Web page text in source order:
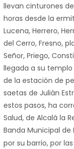
llevan cinturones
horas desde la
Lucena, Herrero,
del Cerro, Fresno,
Señor, Priego,
llegada a su templo
de la estación de
saetas de Julián
estos pasos, ha
Salud, de Alcalá la
Banda Municipal de
por su barrio, por las